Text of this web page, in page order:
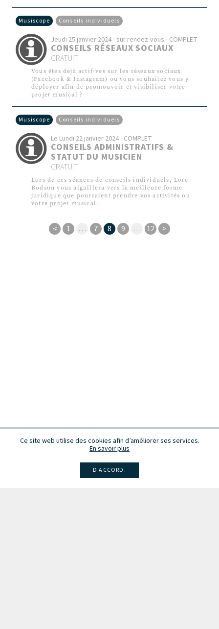
Ce site web utilise des cookies afin d’améliorer ses services.
En savoir plus
D’ACCORD.
Musiscope Conseils individuels
Jeudi 25 janvier 2024 - sur rendez-vous - COMPLET
CONSEILS RÉSEAUX SOCIAUX
GRATUIT
Vous êtes déjà actif·ves sur les réseaux sociaux
(Facebook & Instagram) ou vous souhaitez vous y
déployer afin de promouvoir et visibiliser votre
projet musical ?
Musiscope Conseils individuels
Le Lundi 22 janvier 2024 - COMPLET
CONSEILS ADMINISTRATIFS &
STATUT DU MUSICIEN
GRATUIT
Lors de ces séances de conseils individuels, Loïc
Bodson vous aiguillera vers la meilleure forme
juridique que pourraient prendre vos activités ou
votre projet musical.
< 1 … 7 8 9 … 12 >